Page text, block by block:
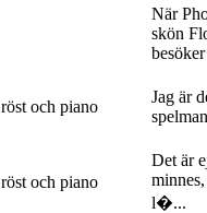
När
skön
besöker
röst och piano
Jag är
spelman
röst och piano
Det är
l�...